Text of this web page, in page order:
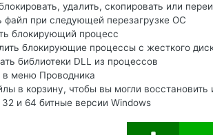
удалить, скопировать или
файл при следующей перезагрузке ОС
блокирующий процесс
блокирующие процессы с жесткого
библиотеки DLL из процессов
в меню Проводника
в корзину, чтобы вы могли
и 64 битные версии Windows